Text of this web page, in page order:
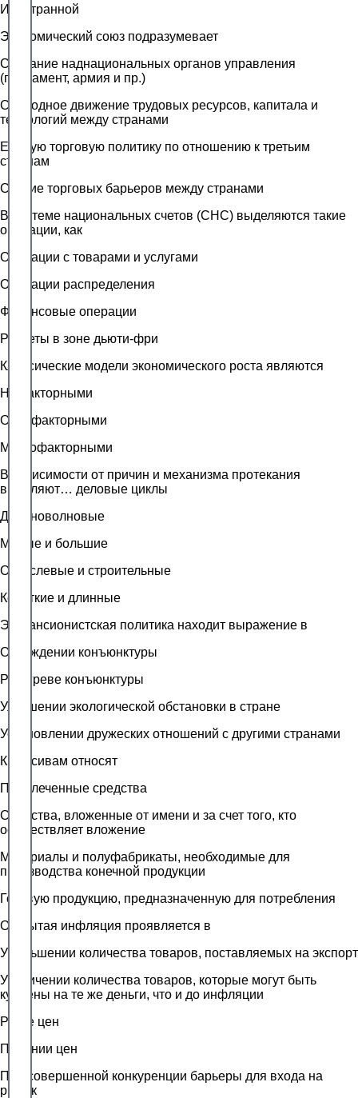
Иностранной
Экономический союз подразумевает
Создание наднациональных органов управления
(парламент, армия и пр.)
Свободное движение трудовых ресурсов, капитала и
технологий между странами
Единую торговую политику по отношению к третьим
странам
Снятие торговых барьеров между странами
В системе национальных счетов (СНС) выделяются такие
операции, как
Операции с товарами и услугами
Операции распределения
Финансовые операции
Расчеты в зоне дьюти-фри
Классические модели экономического роста являются
Нефакторными
Однофакторными
Многофакторными
В зависимости от причин и механизма протекания
выделяют… деловые циклы
Длинноволновые
Малые и большие
Отраслевые и строительные
Короткие и длинные
Экспансионистская политика находит выражение в
Охлаждении конъюнктуры
Разогреве конъюнктуры
Улучшении экологической обстановки в стране
Установлении дружеских отношений с другими странами
К пассивам относят
Привлеченные средства
Средства, вложенные от имени и за счет того, кто
осуществляет вложение
Материалы и полуфабрикаты, необходимые для
производства конечной продукции
Готовую продукцию, предназначенную для потребления
Открытая инфляция проявляется в
Уменьшении количества товаров, поставляемых на экспорт
Увеличении количества товаров, которые могут быть
куплены на те же деньги, что и до инфляции
Росте цен
Падении цен
При совершенной конкуренции барьеры для входа на
рынок